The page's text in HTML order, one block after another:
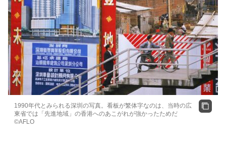
1990年代とみられる深圳の写真。看板が繁体字なのは、当時の広
東省では「先進地域」の香港へのあこがれが強かったためだ
©AFLO